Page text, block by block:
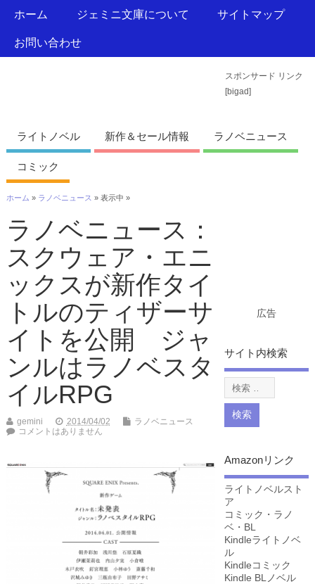
ホーム ジェミニ文庫について サイトマップ
お問い合わせ
スポンサード リンク
[bigad]
ライトノベル 新作＆セール情報 ラノベニュース
コミック
ホーム » ラノベニュース » 表示中 »
ラノベニュース：
スクウェア・エニ
ックスが新作タイ
トルのティザーサ
イトを公開 ジャ
ンルはラノベスタ
イルRPG
gemini 2014/04/02
ラノベニュース
コメントはありません
広告
サイト内検索
Amazonリンク
ライトノベルスト
ア
コミック・ラノ
ベ・BL
Kindleライトノベ
ル
Kindleコミック
Kindle BLノベル